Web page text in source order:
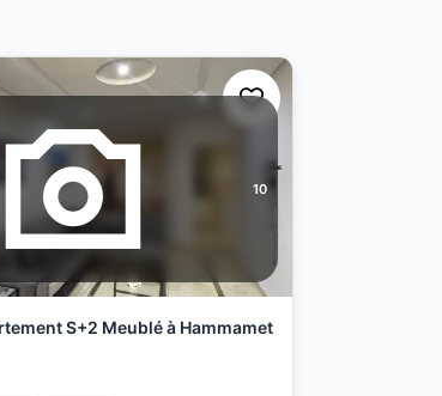
10
S+2 Meublé à Hammamet